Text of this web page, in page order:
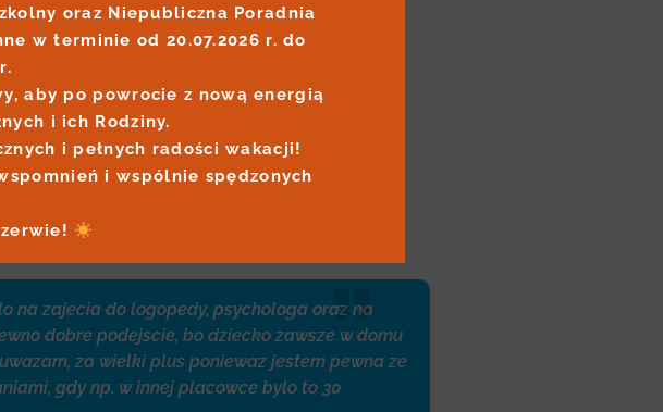
na zajecia do logopedy, psychologa oraz na
dobre podejscie, bo dziecko zawsze w domu
za wielki plus poniewaz jestem pewna ze
gdy np. w innej placowce bylo to 30
oraz Niepubliczna Poradnia
w terminie od 20.07.2026 r. do
aby po powrocie z nową energią
i pełnych radości wakacji!
i wspólnie spędzonych